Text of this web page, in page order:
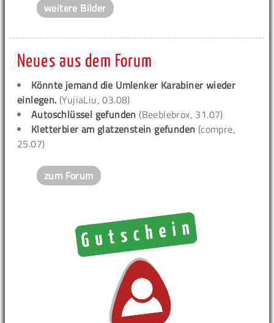
weitere Bilder
Neues aus dem Forum
Könnte jemand die Umlenker Karabiner wieder
einlegen. (YujiaLiu, 03.08)
Autoschlüssel gefunden (Beeblebrox, 31.07)
Kletterbier am glatzenstein gefunden (compre,
25.07)
zum Forum